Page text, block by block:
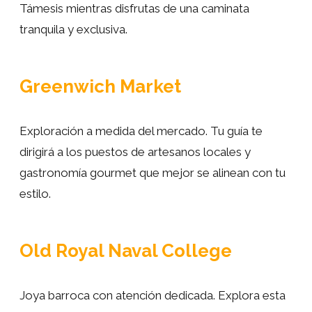
variedad de puestos de comida, artesanías, moda
y antigüedades. Es el lugar perfecto para
locales.
Pub Trafalgar Tavern, fundado en 1837, donde
podremos disfrutar de las espectaculares vistas
del Támesis y la encantadora atmósfera mientras
disfrutamos de una merecida pinta de cerveza
Támesis mientras disfrutas de una caminata
tranquila y exclusiva.
Greenwich Market
Exploración a medida del mercado. Tu guía te
dirigirá a los puestos de artesanos locales y
gastronomía gourmet que mejor se alinean con tu
estilo.
Old Royal Naval College
Joya barroca con atención dedicada. Explora esta